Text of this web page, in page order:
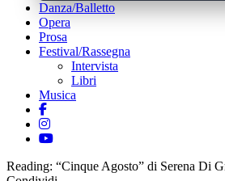
Danza/Balletto
Opera
Prosa
Festival/Rassegna
Intervista
Libri
Musica
Reading: “Cinque Agosto” di Serena Di